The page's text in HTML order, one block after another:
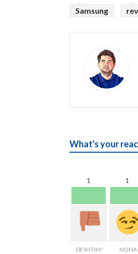
Samsung
What's your
1
DESHTIM!
1
NONA